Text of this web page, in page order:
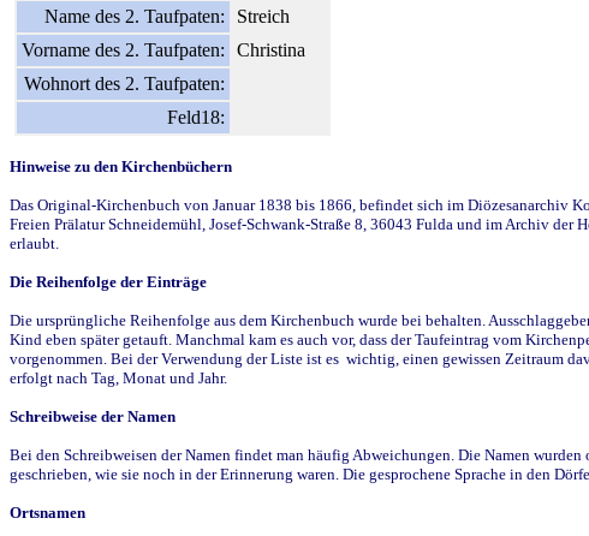
Name des 2. Taufpaten:
Streich
Vorname des 2. Taufpaten:
Christina
Wohnort des 2. Taufpaten:
Feld18:
Hinweise zu den Kirchenbüchern
Das Original-Kirchenbuch von Januar 1838 bis 1866, befindet sich im Diözesanarchiv
Freien Prälatur Schneidemühl, Josef-Schwank-Straße 8, 36043 Fulda und im Archiv der
erlaubt.
Die Reihenfolge der Einträge
Die ursprüngliche Reihenfolge aus dem Kirchenbuch wurde bei behalten.
Kind eben später getauft. Manchmal kam es auch vor, dass der Taufeintrag vom
vorgenommen. Bei der Verwendung der Liste ist es wichtig, einen gewissen Zeitraum
erfolgt nach Tag, Monat und Jahr.
Schreibweise der Namen
Bei den Schreibweisen der Namen findet man häufig Abweichungen. Die Namen
geschrieben, wie sie noch in der Erinnerung waren. Die gesprochene Sprache in den
Ortsnamen